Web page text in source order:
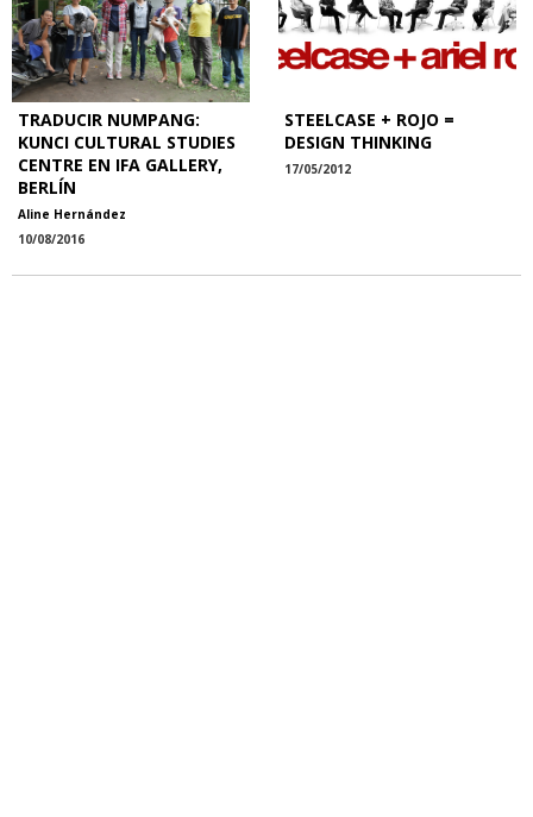
TRADUCIR NUMPANG:
KUNCI CULTURAL STUDIES
CENTRE EN IFA GALLERY,
BERLÍN
Aline Hernández
10/08/2016
STEELCASE + ROJO =
DESIGN THINKING
17/05/2012